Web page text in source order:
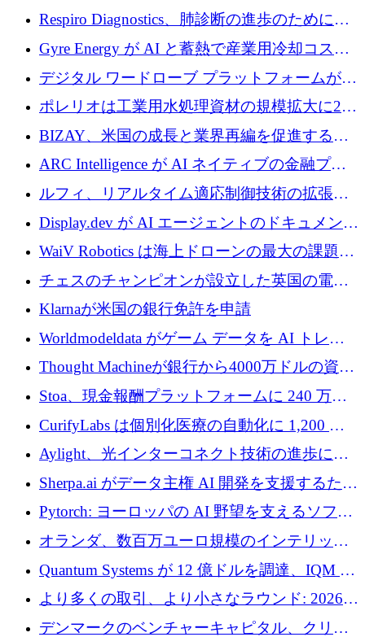
寄付
Respiro Diagnostics、肺診断の進歩のために
100 万ポンドを確保
Gyre Energy が AI と蓄熱で産業用冷却コスト
を削減するために 130 万ドルを調達
デジタル ワードローブ プラットフォームが
1,000 万人のユーザーに到達し、Whering が
700 万ドルを獲得
ポレリオは工業用水処理資材の規模拡大に240
万ユーロを確保
BIZAY、米国の成長と業界再編を促進するた
めに5,500万ドルを確保
ARC Intelligence が AI ネイティブの金融プラ
ットフォームを拡大するために 400 万ユーロ
ルフィ、リアルタイム適応制御技術の拡張に
810万ポンドを確保
Display.dev が AI エージェントのドキュメント
コラボレーションを強化するために 47 万ユー
WaiV Robotics は海上ドローンの最大の課題の
1 つをどのように解決しているか
チェスのチャンピオンが設立した英国の電池
材料スタートアップ TaiSan が 465 万ポンドを
Klarnaが米国の銀行免許を申請
Worldmodeldata がゲーム データを AI トレー
ニングに変えるために 700 万ポンドを獲得
Thought Machineが銀行から4000万ドルの資金
調達、年間収益1億ドルを突破
Stoa、現金報酬プラットフォームに 240 万ド
ルを確保
CurifyLabs は個別化医療の自動化に 1,200 万
ユーロを寄付
Aylight、光インターコネクト技術の進歩に向
けて450万ユーロのプレシードラウンドを終了
Sherpa.ai がデータ主権 AI 開発を支援するため
に 1,800 万ドルを調達
Pytorch: ヨーロッパの AI 野望を支えるソフト
ウェア層
オランダ、数百万ユーロ規模のインテリック
との提携で軍用ドローンにソフトウェアファ
ースト戦略を採用
Quantum Systems が 12 億ドルを調達、IQM が
米国の主要取引所で初の欧州量子企業とな
る、6 月に欧州のスタートアップ資金調達
より多くの取引、より小さなラウンド: 2026
年 6 月に欧州のスタートアップ資金調達
デンマークのベンチャーキャピタル、クリメ